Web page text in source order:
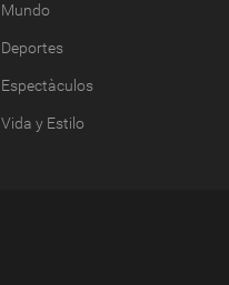
Mundo
Deportes
Espectàculos
Vida y Estilo